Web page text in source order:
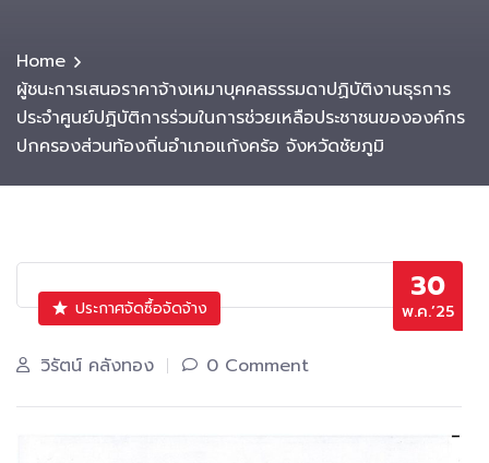
Home
ผู้ชนะการเสนอราคาจ้างเหมาบุคคลธรรมดาปฏิบัติงานธุรการ
ประจำศูนย์ปฏิบัติการร่วมในการช่วยเหลือประชาชนขององค์กร
ปกครองส่วนท้องถิ่นอำเภอแก้งคร้อ จังหวัดชัยภูมิ
30
พ.ค.’25
ประกาศจัดซื้อจัดจ้าง
วิรัตน์ คลังทอง 0 Comment